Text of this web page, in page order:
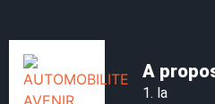
A
1. la